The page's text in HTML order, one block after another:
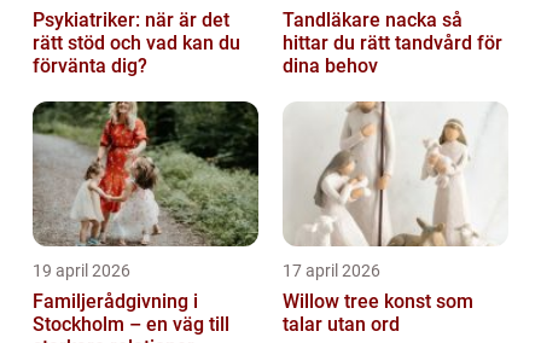
Psykiatriker: när är det
rätt stöd och vad kan du
förvänta dig?
Tandläkare nacka så
hittar du rätt tandvård för
dina behov
19 april 2026
Familjerådgivning i
Stockholm – en väg till
17 april 2026
Willow tree konst som
talar utan ord